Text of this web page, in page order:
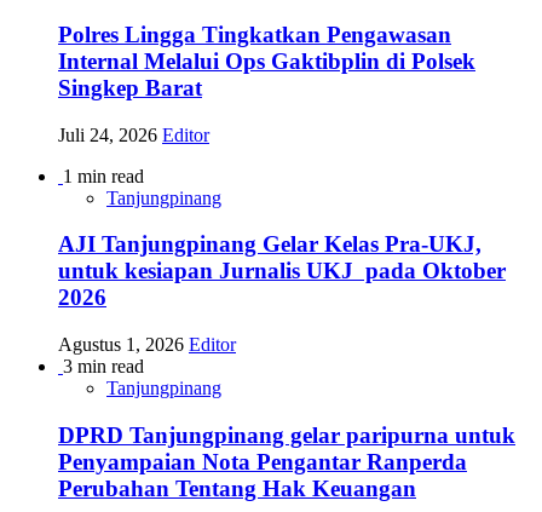
Polres Lingga Tingkatkan Pengawasan
Internal Melalui Ops Gaktibplin di Polsek
Singkep Barat
Juli 24, 2026 Editor
1 min read
Tanjungpinang
AJI Tanjungpinang Gelar Kelas Pra-UKJ,
untuk kesiapan Jurnalis UKJ pada Oktober
2026
Agustus 1, 2026 Editor
3 min read
Tanjungpinang
DPRD Tanjungpinang gelar paripurna untuk
Penyampaian Nota Pengantar Ranperda
Perubahan Tentang Hak Keuangan